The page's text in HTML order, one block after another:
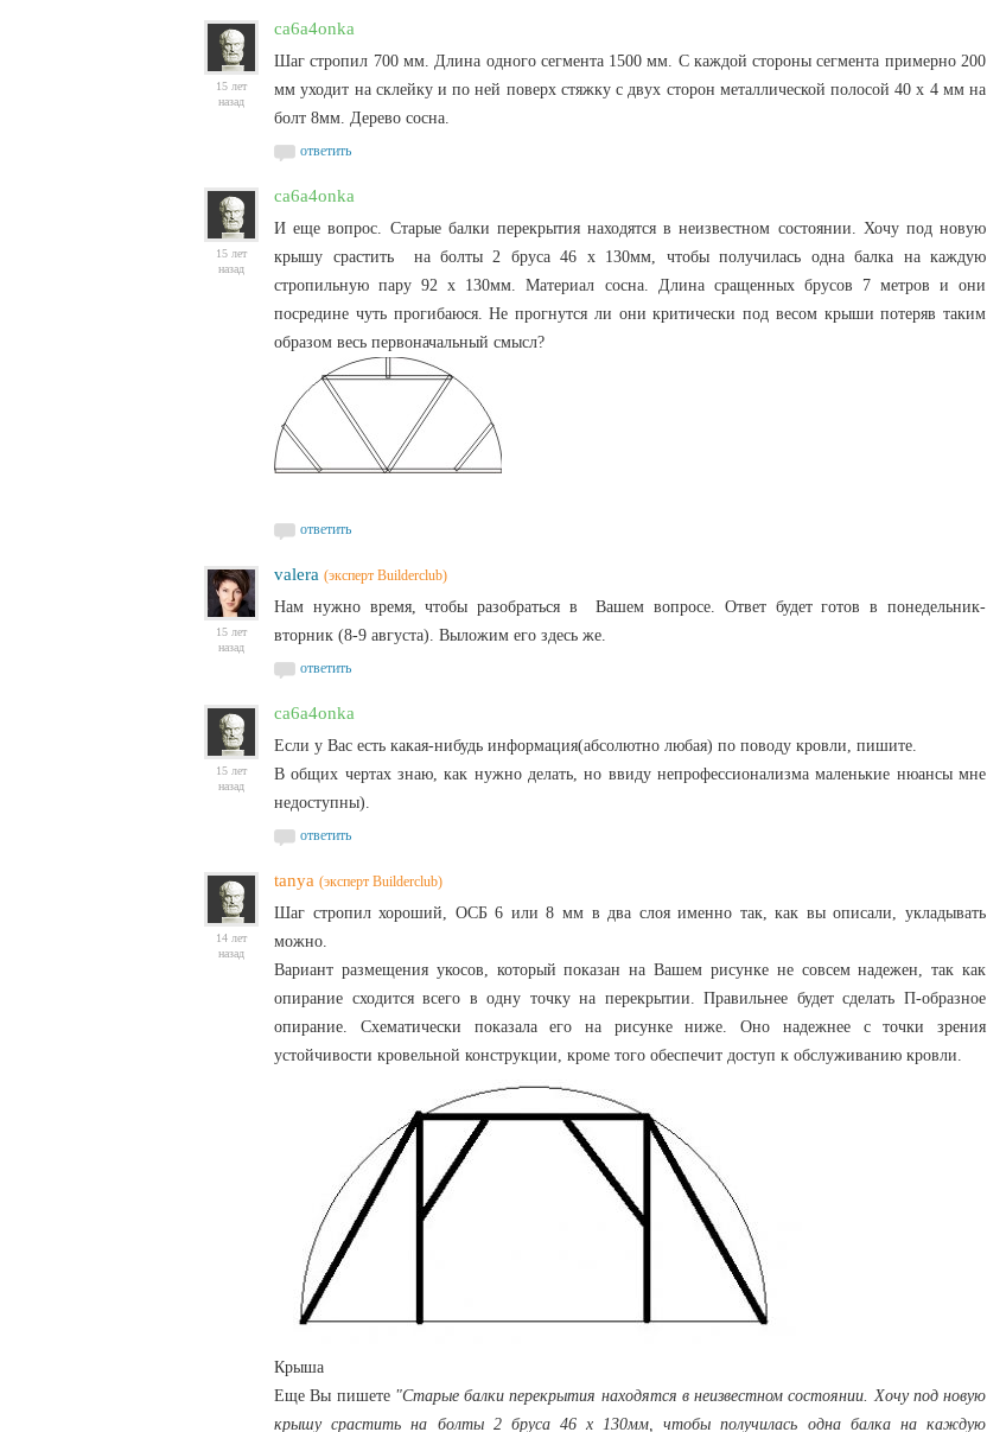
15 лет
назад
ca6a4onka
Шаг стропил 700 мм. Длина одного сегмента 1500 мм. С каждой стороны сегмента примерно 200
мм уходит на склейку и по ней поверх стяжку с двух сторон металлической полосой 40 х 4 мм на
болт 8мм. Дерево сосна.
ответить
15 лет
назад
ca6a4onka
И еще вопрос. Старые балки перекрытия находятся в неизвестном состоянии. Хочу под новую
крышу срастить на болты 2 бруса 46 х 130мм, чтобы получилась одна балка на каждую
стропильную пару 92 х 130мм. Материал сосна. Длина сращенных брусов 7 метров и они
посредине чуть прогибаюся. Не прогнутся ли они критически под весом крыши потеряв таким
образом весь первоначальный смысл?
ответить
15 лет
назад
valera (эксперт Builderclub)
Нам нужно время, чтобы разобраться в Вашем вопросе. Ответ будет готов в понедельник-
вторник (8-9 августа). Выложим его здесь же.
ответить
15 лет
назад
ca6a4onka
Если у Вас есть какая-нибудь информация(абсолютно любая) по поводу кровли, пишите.
В общих чертах знаю, как нужно делать, но ввиду непрофессионализма маленькие нюансы мне
недоступны).
ответить
14 лет
назад
tanya (эксперт Builderclub)
Шаг стропил хороший, ОСБ 6 или 8 мм в два слоя именно так, как вы описали, укладывать
можно.
Вариант размещения укосов, который показан на Вашем рисунке не совсем надежен, так как
опирание сходится всего в одну точку на перекрытии. Правильнее будет сделать П-образное
опирание. Схематически показала его на рисунке ниже. Оно надежнее с точки зрения
устойчивости кровельной конструкции, кроме того обеспечит доступ к обслуживанию кровли.
Крыша
Еще Вы пишете "Старые балки перекрытия находятся в неизвестном состоянии. Хочу под новую
крышу срастить на болты 2 бруса 46 х 130мм, чтобы получилась одна балка на каждую